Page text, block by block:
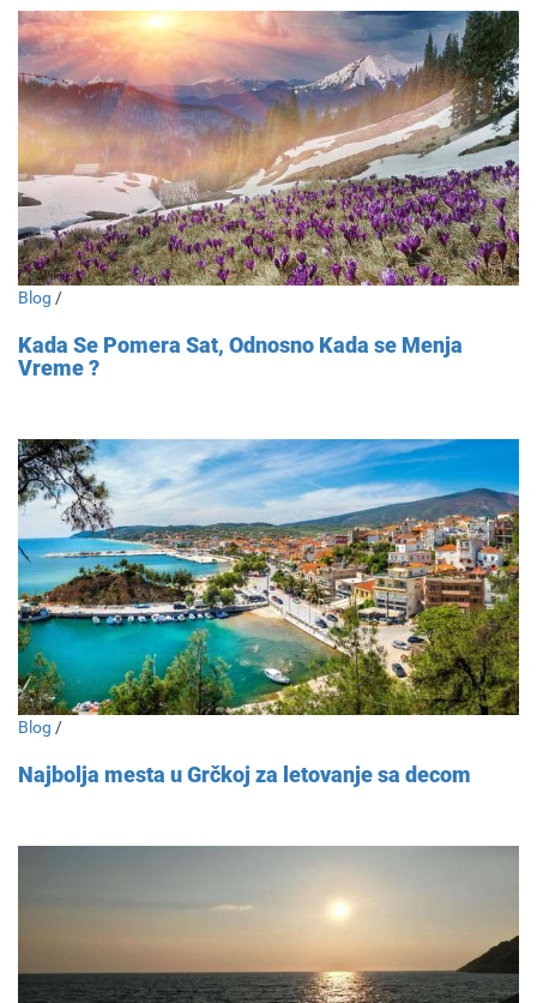
Blog /
Kada Se Pomera Sat, Odnosno Kada se Menja
Vreme ?
Blog /
Najbolja mesta u Grčkoj za letovanje sa decom